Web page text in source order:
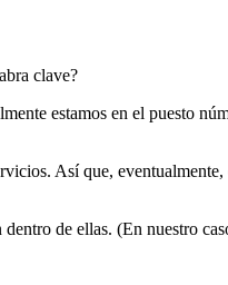
clave?
estamos en el puesto
Así que,
de ellas. (En nuestro